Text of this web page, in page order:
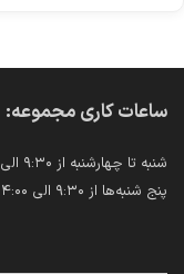
ساعات کاری مجموعه:
شنبه تا چهارشنبه از ۹:۳۰ الی ۱۸:۳۰
پنج شنبه‌ها از ۹:۳۰ الی ۱۴:۰۰